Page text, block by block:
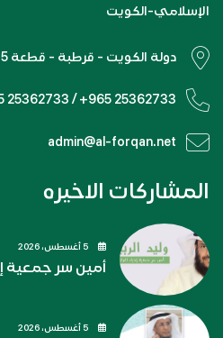
الإسلامي-الكويت
دولة الكويت - قرطبة - قطعة 5
25362733 / +965 25362733
admin@al-forqan.net
المشاركات الاخيره
أمين سر جمعية